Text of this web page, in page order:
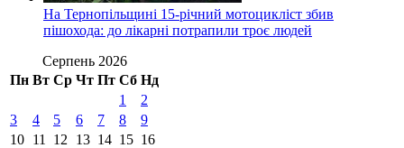
На Тернопільщині 15-річний мотоцикліст збив
пішохода: до лікарні потрапили троє людей
Серпень 2026
Пн Вт Ср Чт Пт Сб Нд
1
2
3
4 5 6 7 8
9
10 11 12 13 14 15 16